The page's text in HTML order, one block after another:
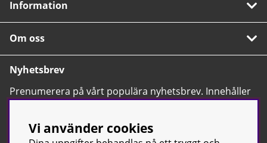
Information
Om oss
Nyhetsbrev
Prenumerera på vårt populära nyhetsbrev. Innehåller
tips, nyheter och våra allra bästa erbjudanden.
Vi använder cookies